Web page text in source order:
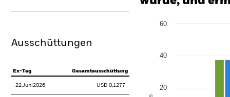
Ausschüttungen
Ex-Tag Gesamtausschüttung
22.Juni2026 USD 0,1277
Bar chart with 2 data
20
40
60